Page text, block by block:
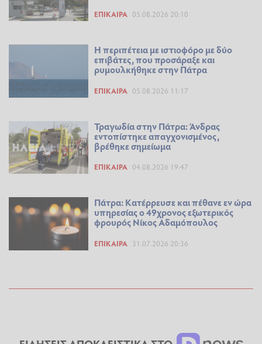
ΕΠΊΚΑΙΡΑ 05.08.2026 20:10
Η περιπέτεια με ιστιοφόρο με δύο
επιβάτες, που προσάραξε και
ρυμουλκήθηκε στην Πάτρα
ΕΠΊΚΑΙΡΑ 05.08.2026 11:17
Τραγωδία στην Πάτρα: Άνδρας
εντοπίστηκε απαγχονισμένος,
βρέθηκε σημείωμα
ΕΠΊΚΑΙΡΑ 04.08.2026 19:47
Πάτρα: Κατέρρευσε και πέθανε εν ώρα
υπηρεσίας ο 49χρονος εξωτερικός
φρουρός Νίκος Αδαμόπουλος
ΕΠΊΚΑΙΡΑ 31.07.2026 20:36